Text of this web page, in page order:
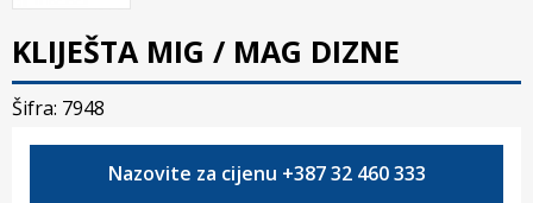
KLIJEŠTA MIG / MAG DIZNE
Šifra: 7948
Nazovite za cijenu +387 32 460 333